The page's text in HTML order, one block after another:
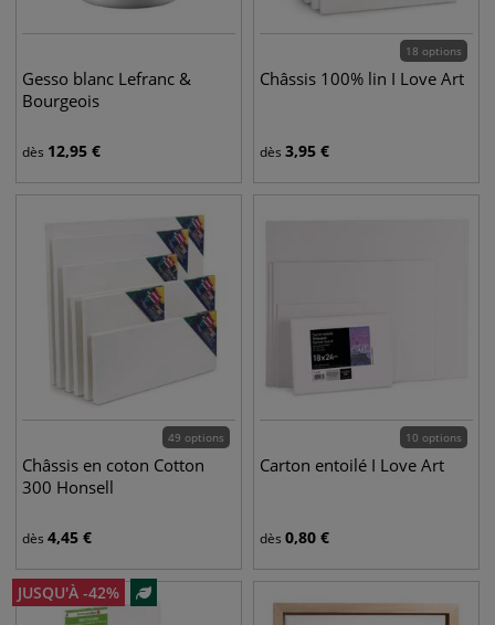
Gesso blanc Lefranc &
Bourgeois
dès 12,95 €
18 options
Châssis 100% lin I Love Art
dès 3,95 €
49 options
Châssis en coton Cotton
300 Honsell
dès 4,45 €
10 options
Carton entoilé I Love Art
dès 0,80 €
JUSQU'À -42%